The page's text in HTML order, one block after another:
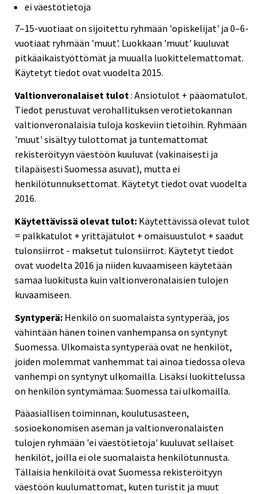
ei väestötietoja
7–15-vuotiaat on sijoitettu ryhmään 'opiskelijat' ja 0–6-
vuotiaat ryhmään 'muut'. Luokkaan 'muut' kuuluvat
pitkäaikaistyöttömät ja muualla luokittelemattomat.
Käytetyt tiedot ovat vuodelta 2015.
Valtionveronalaiset tulot : Ansiotulot + pääomatulot.
Tiedot perustuvat verohallituksen verotietokannan
valtionveronalaisia tuloja koskeviin tietoihin. Ryhmään
'muut' sisältyy tulottomat ja tuntemattomat
rekisteröityyn väestöön kuuluvat (vakinaisesti ja
tilapäisesti Suomessa asuvat), mutta ei
henkilötunnuksettomat. Käytetyt tiedot ovat vuodelta
2016.
Käytettävissä olevat tulot: Käytettävissä olevat tulot
= palkkatulot + yrittäjätulot + omaisuustulot + saadut
tulonsiirrot - maksetut tulonsiirrot. Käytetyt tiedot
ovat vuodelta 2016 ja niiden kuvaamiseen käytetään
samaa luokitusta kuin valtionveronalaisien tulojen
kuvaamiseen.
Syntyperä: Henkilö on suomalaista syntyperää, jos
vähintään hänen toinen vanhempansa on syntynyt
Suomessa. Ulkomaista syntyperää ovat ne henkilöt,
joiden molemmat vanhemmat tai ainoa tiedossa oleva
vanhempi on syntynyt ulkomailla. Lisäksi luokittelussa
on henkilön syntymämaa: Suomessa tai ulkomailla.
Pääasiallisen toiminnan, koulutusasteen,
sosioekonomisen aseman ja valtionveronalaisten
tulojen ryhmään 'ei väestötietoja' kuuluvat sellaiset
henkilöt, joilla ei ole suomalaista henkilötunnusta.
Tällaisia henkilöitä ovat Suomessa rekisteröityyn
väestöön kuulumattomat, kuten turistit ja muut